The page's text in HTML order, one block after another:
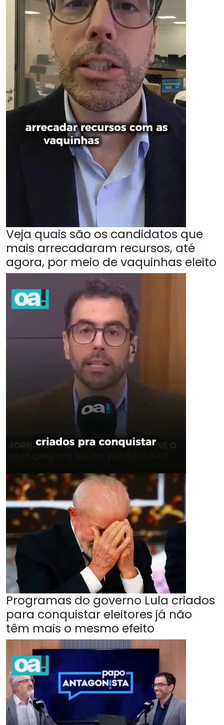
Veja quais são os candidatos que
mais arrecadaram recursos, até
agora, por meio de vaquinhas eleito
Programas do governo Lula criados
para conquistar eleitores já não
têm mais o mesmo efeito